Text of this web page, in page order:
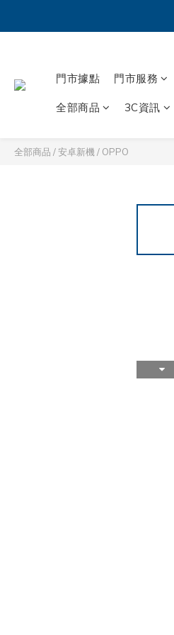
門市據點 門市服務
全部商品 3C資訊
全部商品 /安卓新機 / OPPO